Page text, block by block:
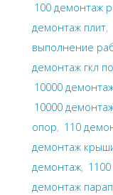
100 демонтаж
демонтаж плит,
выполнение
демонтаж гкл
10000
10000
опор, 110
демонтаж
демонтаж,
демонтаж